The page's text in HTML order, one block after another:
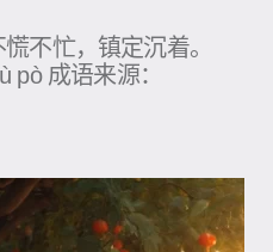
不忙，镇定沉着。
pò 成语来源：